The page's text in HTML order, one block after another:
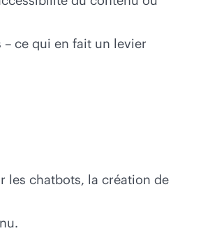
ce qui en fait un levier
les chatbots, la création de